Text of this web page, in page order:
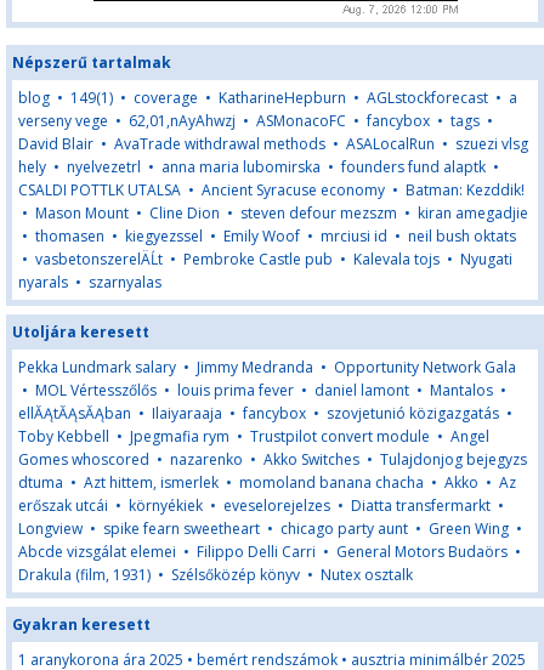
Népszerű tartalmak
blog • 149(1) • coverage • KatharineHepburn • AGLstockforecast • a
verseny vege • 62,01,nAyAhwzj • ASMonacoFC •fancybox • tags •
David Blair • AvaTrade withdrawal methods • ASALocalRun • szuezi vlsg
hely • nyelvezetrl • anna maria lubomirska •founders fund alaptk •
CSALDI POTTLK UTALSA • Ancient Syracuse economy • Batman: Kezddik!
• Mason Mount • Cline Dion • steven defour mezszm • kiran amegadjie
• thomasen • kiegyezssel • Emily Woof • mrciusi id • neil bush oktats
• vasbetonszerelÄĹt • Pembroke Castle pub • Kalevala tojs • Nyugati
nyarals • szarnyalas
Utoljára keresett
Pekka Lundmark salary • Jimmy Medranda • Opportunity Network Gala
• MOL Vértesszőlős • louis prima fever • daniel lamont • Mantalos •
ellĂĄtĂĄsĂĄban • Ilaiyaraaja •fancybox • szovjetunió közigazgatás •
Toby Kebbell • Jpegmafia rym • Trustpilot convert module • Angel
Gomes whoscored • nazarenko • Akko Switches • Tulajdonjog bejegyzs
dtuma • Azt hittem, ismerlek • momoland banana chacha • Akko • Az
erőszak utcái • környékiek • eveselorejelzes • Diatta transfermarkt •
Longview • spike fearn sweetheart • chicago party aunt • Green Wing •
Abcde vizsgálat elemei • Filippo Delli Carri • General Motors Budaörs •
Drakula (film, 1931) • Szélsőközép könyv • Nutex osztalk
Gyakran keresett
1 aranykorona ára 2025 • bemért rendszámok • ausztria minimálbér 2025